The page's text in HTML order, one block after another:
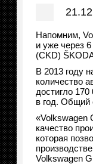
Напомним,
и уже через
(CKD)
В 2013 году
количество
достигло
в год. Общий
«Volkswagen
качество
которая
Volkswagen